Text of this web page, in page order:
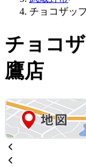
チョコザッ
チョコ
鷹店